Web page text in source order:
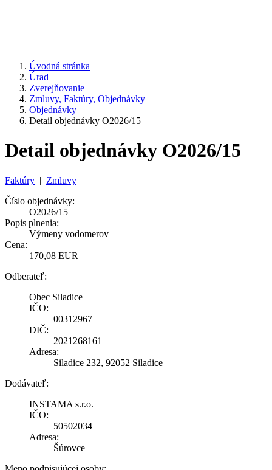
Úvodná stránka
Úrad
Zverejňovanie
Zmluvy, Faktúry, Objednávky
Objednávky
Detail objednávky O2026/15
Detail objednávky O2026/15
Faktúry | Zmluvy
Číslo objednávky:
O2026/15
Popis plnenia:
Výmeny vodomerov
Cena:
170,08 EUR
Odberateľ:
Obec Siladice
IČO:
00312967
DIČ:
2021268161
Adresa:
Siladice 232, 92052 Siladice
Dodávateľ:
INSTAMA s.r.o.
IČO:
50502034
Adresa:
Šúrovce